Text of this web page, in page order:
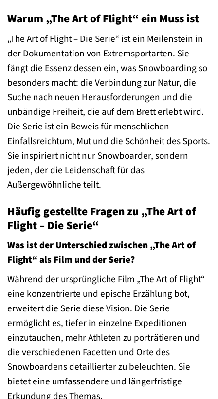
Warum „The Art of Flight“ ein Muss ist
„The Art of Flight – Die Serie“ ist ein Meilenstein in
der Dokumentation von Extremsportarten. Sie
fängt die Essenz dessen ein, was Snowboarding so
besonders macht: die Verbindung zur Natur, die
Suche nach neuen Herausforderungen und die
unbändige Freiheit, die auf dem Brett erlebt wird.
Die Serie ist ein Beweis für menschlichen
Einfallsreichtum, Mut und die Schönheit des Sports.
Sie inspiriert nicht nur Snowboarder, sondern
jeden, der die Leidenschaft für das
Außergewöhnliche teilt.
Häufig gestellte Fragen zu „The Art of
Flight – Die Serie“
Was ist der Unterschied zwischen „The Art of
Flight“ als Film und der Serie?
Während der ursprüngliche Film „The Art of Flight“
eine konzentrierte und epische Erzählung bot,
erweitert die Serie diese Vision. Die Serie
ermöglicht es, tiefer in einzelne Expeditionen
einzutauchen, mehr Athleten zu porträtieren und
die verschiedenen Facetten und Orte des
Snowboardens detaillierter zu beleuchten. Sie
bietet eine umfassendere und längerfristige
Erkundung des Themas.